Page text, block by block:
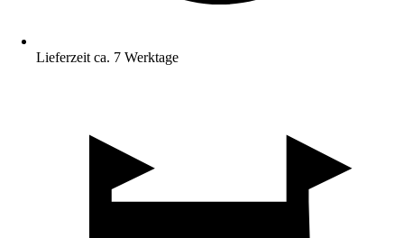
Lieferzeit ca. 7 Werktage